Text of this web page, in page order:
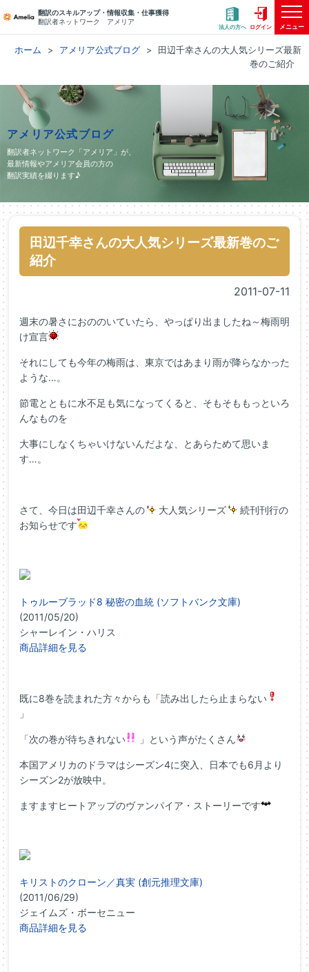
翻訳のスキルアップ・情報収集・仕事獲得
翻訳者ネットワーク アメリア
法人の方へ ログイン メニュー
ホーム アメリア公式ブログ
田辺千幸さんの大人気シリーズ最新
巻のご紹介
アメリア公式ブログ
翻訳者ネットワーク「アメリア」が、
最新情報やアメリア会員の方の
翻訳実績を綴ります♪
田辺千幸さんの大人気シリーズ最新巻のご
紹介
2011-07-11
週末の暑さにおののいていたら、やっぱり出ましたね～梅雨明
け宣言
それにしても今年の梅雨は、東京ではあまり雨が降らなかった
ような…。
節電とともに水不足も気になってくると、そもそももっといろ
んなものを
大事にしなくちゃいけないんだよな、とあらためて思いま
す…。
さて、今日は田辺千幸さんの 大人気シリーズ
続刊刊行の
お知らせです
トゥルーブラッド8 秘密の血統 (ソフトバンク文庫)
(2011/05/20)
シャーレイン・ハリス
商品詳細を見る
既に8巻を読まれた方々からも「読み出したら止まらない
」
「次の巻が待ちきれない 」という声がたくさん
本国アメリカのドラマはシーズン4に突入、日本でも6月より
シーズン2が放映中。
ますますヒートアップのヴァンパイア・ストーリーです
キリストのクローン／真実 (創元推理文庫)
(2011/06/29)
ジェイムズ・ボーセニュー
商品詳細を見る